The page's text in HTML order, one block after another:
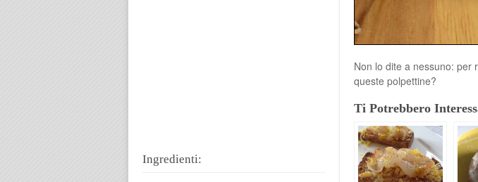
Non lo dite a nessuno: per
queste polpettine?
Ti Potrebbero
Ingredienti: